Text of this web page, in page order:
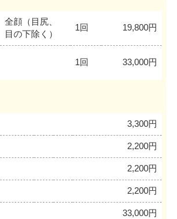
全顔（目尻、
目の下除く）
1回 19,800円
1回 33,000円
3,300円
2,200円
2,200円
2,200円
33,000円